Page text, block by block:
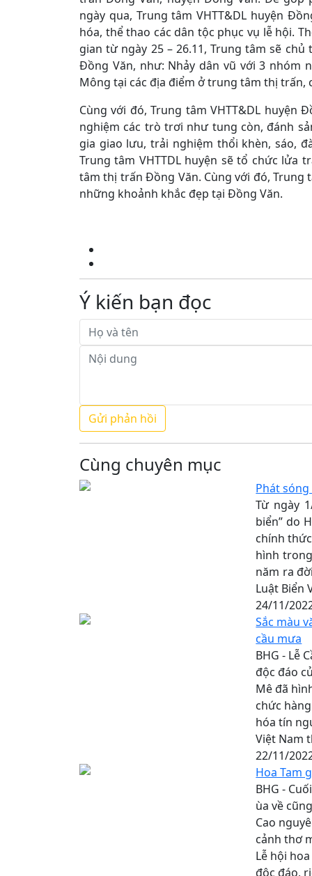
ngày qua, Trung tâm VHTT&DL huyện
hóa, thể thao các dân tộc phục vụ lễ hội.
gian từ ngày 25 – 26.11, Trung tâm sẽ
Đồng Văn, như: Nhảy dân vũ với 3 nhóm
Mông tại các địa điểm ở trung tâm thị trấn,
Cùng với đó, Trung tâm VHTT&DL huyện
nghiệm các trò trơi như tung còn, đánh
gia giao lưu, trải nghiệm thổi khèn, sáo,
Trung tâm VHTTDL huyện sẽ tổ chức lửa
tâm thị trấn Đồng Văn. Cùng với đó, Trung
những khoảnh khắc đẹp tại Đồng Văn.
Ý kiến bạn đọc
Cùng chuyên mục
Phát
Từ ngày
biển” do
chính
hình
năm ra
Luật Biển
24/11/
Sắc màu
cầu mưa
BHG - Lễ
độc đáo
Mê đã
chức
hóa tín
Việt Nam
22/11/
Hoa Tam
BHG -
ùa về
Cao
cảnh thơ
Lễ hội
độc đáo,